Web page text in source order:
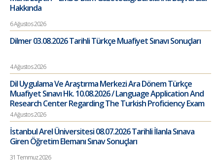
Hakkında
6 Ağustos 2026
Dilmer 03.08.2026 Tarihli Türkçe Muafiyet Sınavı Sonuçları
4 Ağustos 2026
Dil Uygulama Ve Araştırma Merkezi Ara Dönem Türkçe
Muafiyet Sınavı Hk. 10.08.2026 / Language Application And
Research Center Regarding The Turkish Proficiency Exam
4 Ağustos 2026
İstanbul Arel Üniversitesi 08.07.2026 Tarihli İlanla Sınava
Giren Öğretim Elemanı Sınav Sonuçları
31 Temmuz 2026